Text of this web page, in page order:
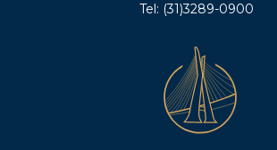
Tel: (31)3289-0900